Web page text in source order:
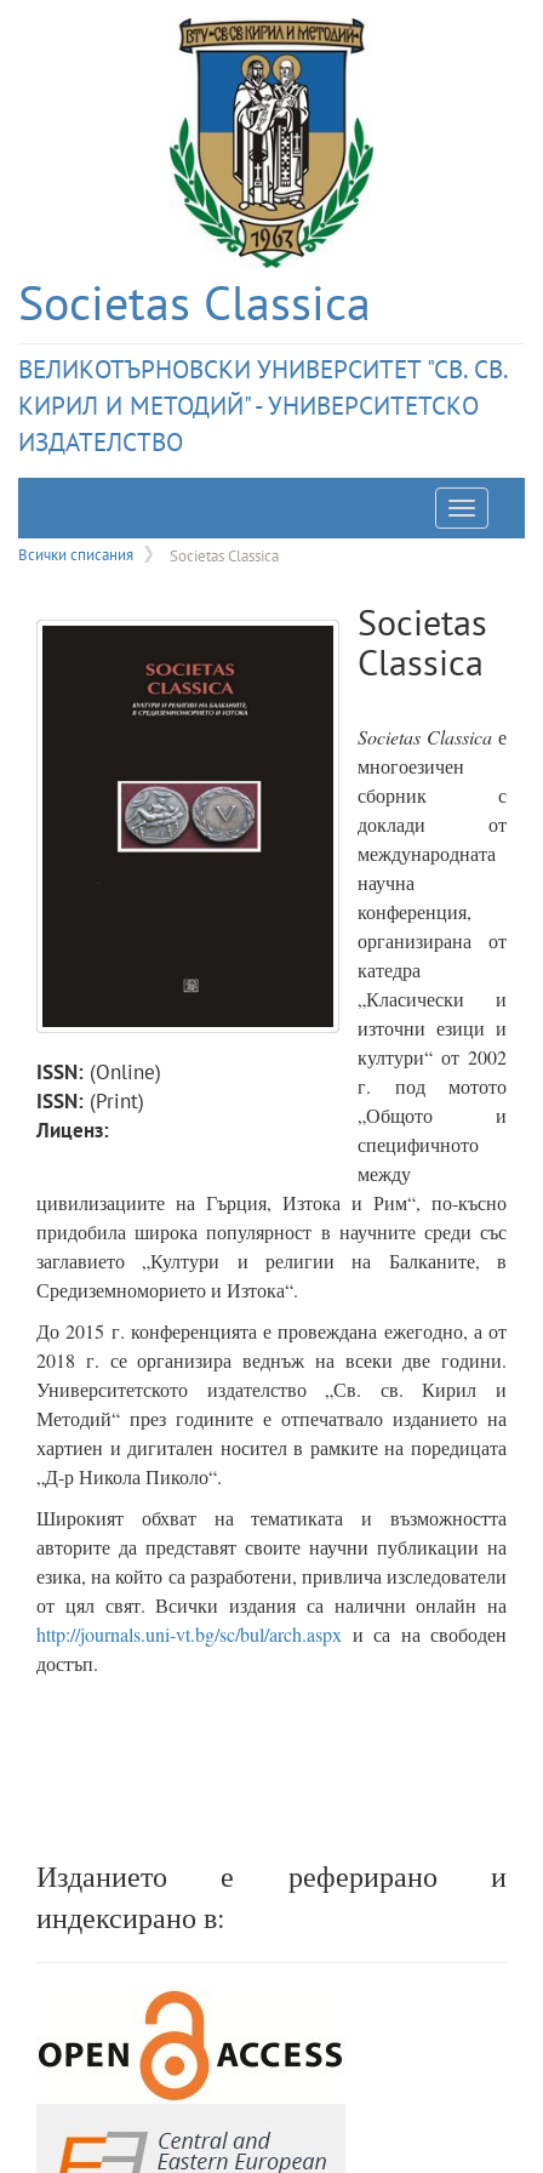
Societas Classica
ВЕЛИКОТЪРНОВСКИ УНИВЕРСИТЕТ "СВ. СВ.
КИРИЛ И МЕТОДИЙ" - УНИВЕРСИТЕТСКО
ИЗДАТЕЛСТВО
Отваряне
на
Всички списания Societas Classica
ISSN: (Online)
ISSN: (Print)
Лиценз:
Societas
Classica
Societas Classica е
многоезичен
сборник с
доклади от
международната
научна
конференция,
организирана от
катедра
„Класически и
източни езици и
култури“ от 2002
г. под мотото
„Общото и
специфичното
между
цивилизациите на Гърция, Изтока и Рим“, по-късно
придобила широка популярност в научните среди със
заглавието „Култури и религии на Балканите, в
Средиземноморието и Изтока“.
До 2015 г. конференцията е провеждана ежегодно, а от
2018 г. се организира веднъж на всеки две години.
Университетското издателство „Св. св. Кирил и
Методий“ през годините е отпечатвало изданието на
хартиен и дигитален носител в рамките на поредицата
„Д-р Никола Пиколо“.
Широкият обхват на тематиката и възможността
авторите да представят своите научни публикации на
езика, на който са разработени, привлича изследователи
от цял свят. Всички издания са налични онлайн на
http://journals.uni-vt.bg/sc/bul/arch.aspx и са на свободен
достъп.
Изданието е реферирано и
индексирано в: